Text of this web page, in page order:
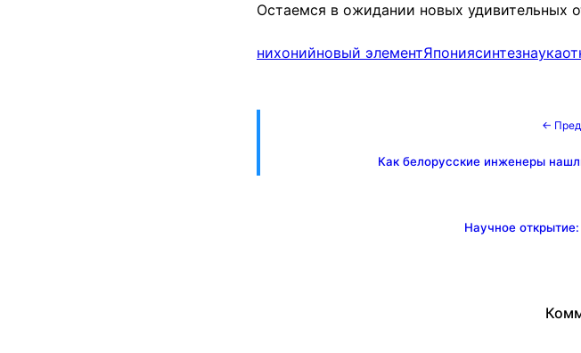
Остаемся в ожидании новых удивительных
нихонийновый элементЯпониясинтезнаука
←
Как белорусские инженеры
Научное